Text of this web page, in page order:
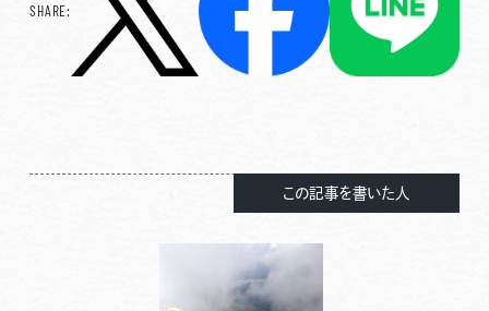
SHARE:
この記事を書いた人